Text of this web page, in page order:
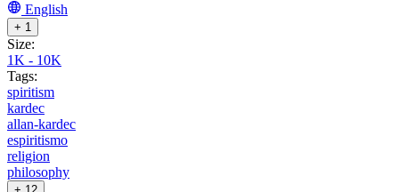
English
+ 1
Size:
1K - 10K
Tags:
spiritism
kardec
allan-kardec
espiritismo
religion
philosophy